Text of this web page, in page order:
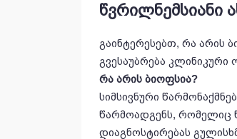
წვრილნემსიანი
გაინტერესებთ, რა არის
გვესაუბრება
რა არის ბიოფსია?
სიმსივნური
წარმოადგენს, რომელიც
დიაგნოსტირებას